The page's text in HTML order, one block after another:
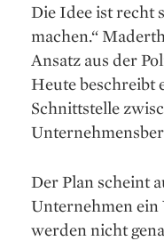
Die Idee ist recht
machen.“
Ansatz aus der
Heute beschreibt
Schnittstelle
Der Plan scheint
Unternehmen ein
werden nicht